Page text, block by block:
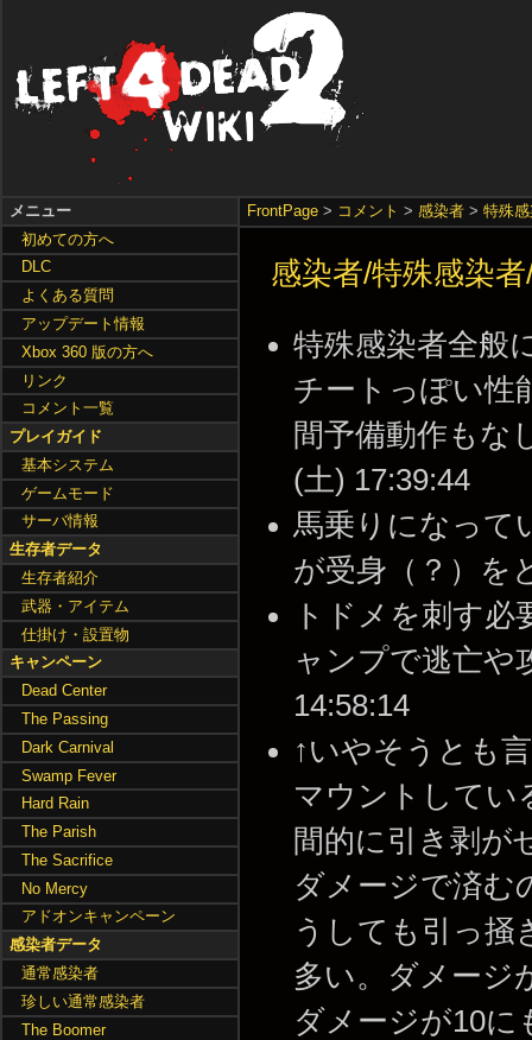
FrontPage > コメント >感染者 >特殊
感染者/特殊感染
特殊感染者全般
チートっぽい性
間予備動作もな
(土) 17:39:44
馬乗りになって
が受身（？）を
トドメを刺す
ャンプで逃亡や
14:58:14
↑いやそうとも
マウントしてい
間的に引き剥が
ダメージで済む
うしても引っ掻
多い。ダメージ
ダメージが10に
メニュー
初めての方へ
DLC
よくある質問
アップデート情報
Xbox 360 版の方へ
リンク
コメント一覧
プレイガイド
基本システム
ゲームモード
サーバ情報
生存者データ
生存者紹介
武器・アイテム
仕掛け・設置物
キャンペーン
Dead Center
The Passing
Dark Carnival
Swamp Fever
Hard Rain
The Parish
The Sacrifice
No Mercy
アドオンキャンペーン
感染者データ
通常感染者
珍しい通常感染者
The Boomer